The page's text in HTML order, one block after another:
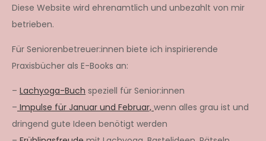
Diese Website wird ehrenamtlich und unbezahlt von mir
betrieben.
Für Seniorenbetreuer:innen biete ich inspirierende
Praxisbücher als E-Books an:
– Lachyoga-Buch speziell für Senior:innen
– Impulse für Januar und Februar, wenn alles grau ist und
dringend gute Ideen benötigt werden